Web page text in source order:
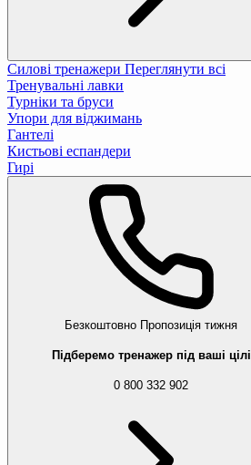
Силові тренажери Переглянути всі
Тренувальні лавки
Турніки та бруси
Упори для віджимань
Гантелі
Кистьові еспандери
Гирі
Безкоштовно Пропозиція тижня
Підберемо тренажер під ваші цілі
0 800 332 902